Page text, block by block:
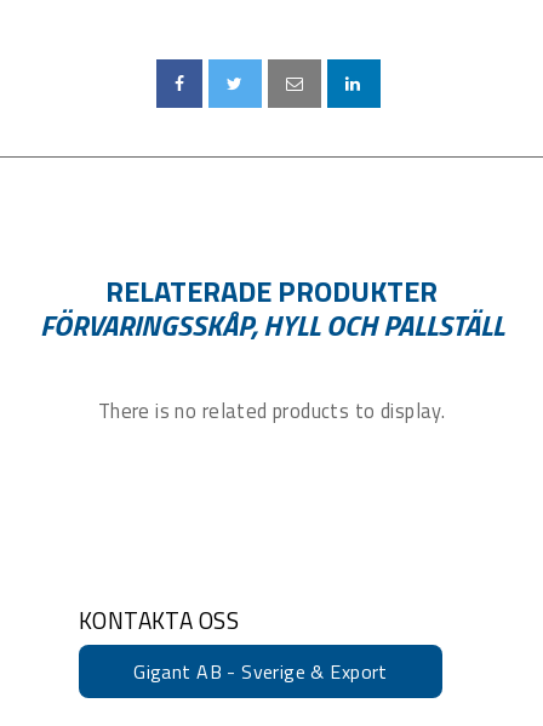
RELATERADE PRODUKTER
FÖRVARINGSSKÅP, HYLL OCH PALLSTÄLL
There is no related products to display.
KONTAKTA OSS
Gigant AB - Sverige & Export